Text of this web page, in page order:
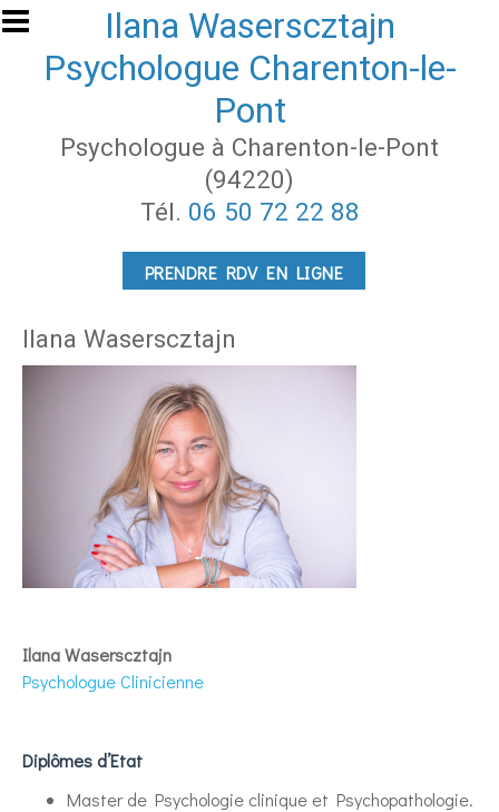
Aller au contenu principalIlana Waserscztajn
Psychologue Charenton-le-
Pont
Psychologue à Charenton-le-Pont
(94220)
Tél. 06 50 72 22 88
PRENDRE RDV EN LIGNE
Ilana Waserscztajn
Ilana Waserscztajn
Psychologue Clinicienne
Diplômes d’Etat
Master de Psychologie clinique et Psychopathologie.